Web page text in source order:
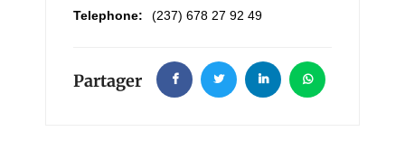
Telephone:
(237) 678 27 92 49
Partager